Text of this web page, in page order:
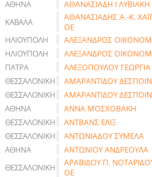
ΑΘΗΝΑ
ΑΘΑΝΑΣΙΑΔΗ Ι
ΚΑΒΑΛΑ
ΑΘΑΝΑΣΙΑΔΗΣ Α.-Κ.
ΟΕ
ΗΛΙΟΥΠΟΛΗ
ΑΛΕΞΑΝΔΡΟΣ
ΗΛΙΟΥΠΟΛΗ
ΑΛΕΞΑΝΔΡΟΣ
ΠΑΤΡΑ
ΑΛΕΞΟΠΟΥΛΟΥ ΓΕΩΡΓΙΑ
ΘΕΣΣΑΛΟΝΙΚΗ
ΑΜΑΡΑΝΤΙΔΟΥ
ΘΕΣΣΑΛΟΝΙΚΗ
ΑΜΑΡΑΝΤΙΔΟΥ
ΑΘΗΝΑ
ΑΝΝΑ ΜΟΣΧΟΒΑΚΗ
ΘΕΣΣΑΛΟΝΙΚΗ
ΑΝΤΒΑΝΣ ΕΛΙΞ
ΘΕΣΣΑΛΟΝΙΚΗ
ΑΝΤΩΝΙΑΔΟΥ ΣΥΜΕΛΑ
ΑΘΗΝΑ
ΑΝΤΩΝΙΟΥ ΑΝΔΡΕΟΥΛΑ
ΘΕΣΣΑΛΟΝΙΚΗ
ΑΡΑΒΙΔΟΥ Π.
ΟΕ